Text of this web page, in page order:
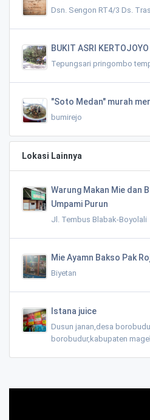
Dsn. Sengon RT4/3 Ds.
BUKIT ASRI KERTOJOYO
Tepungsari pringombo
"Soto Medan" murah
bumirejo
Lokasi Lainnya
Warung Makan Mie dan
Umpami Purun
Jl. Tembus Blabak-Boyolali
Mie Ayamn Bakso Pak
Biyetan
Istana juice
Dusun janan,desa
borobudur,kabupaten